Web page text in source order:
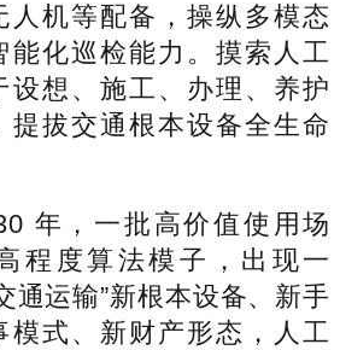
人机等配备，操纵多模态
能化巡检能力。摸索人工
设想、施工、办理、养护
提拔交通根本设备全生命
，一批高价值使用场
程度算法模子，出现一
通运输”新根本设备、新手
模式、新财产形态，人工